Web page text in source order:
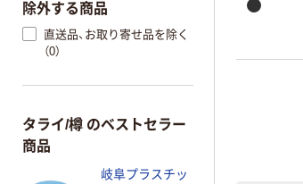
除外する商品
直送品、お取り寄せ品を除く
（0）
タライ/樽 のベストセラー
商品
岐阜プラスチッ